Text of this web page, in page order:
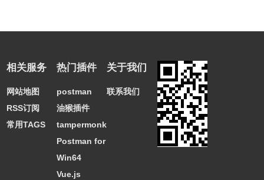
https://software.airmore.cn/apowermirror
相关服务
网站地图
RSS订阅
常用TAGS
热门插件
postman
油猴插件
tampermonkey
Postman for
Win64
Vue.js
关于我们
联系我们